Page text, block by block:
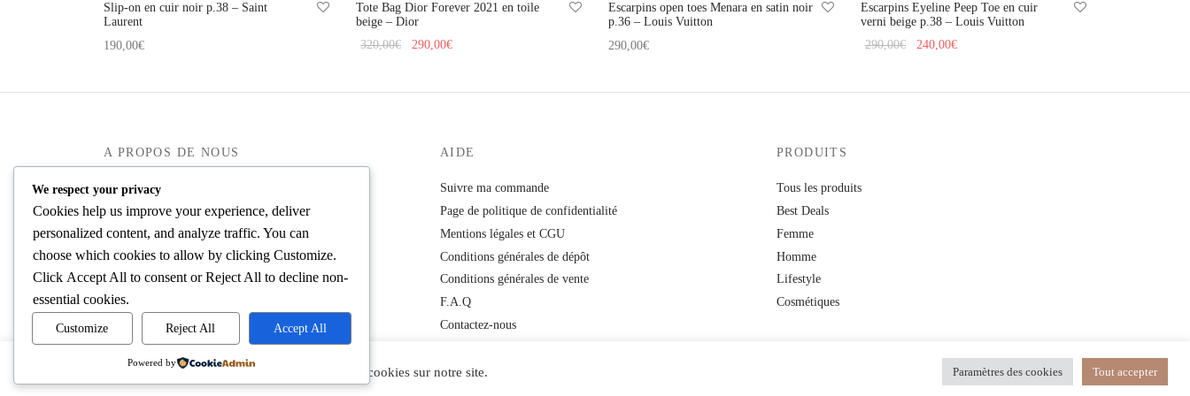
Slip-on en cuir noir p.38 – Saint
Laurent
190,00€
Tote Bag Dior Forever 2021 en toile
beige – Dior
320,00€
Le prix
290,00€
Escarpins open toes Menara en satin noir
p.36 – Louis Vuitton
290,00€
Escarpins Eyeline Peep Toe en cuir
verni beige p.38 – Louis Vuitton
290,00€
Le prix
240,00€
A PROPOS DE NOUS
Mieux nous connaître
Blog
Dépôts-ventes de luxe
AIDE
Suivre ma commande
Page de politique de confidentialité
Mentions légales et CGU
Conditions générales de dépôt
Conditions générales de vente
F.A.Q
Contactez-nous
PRODUITS
Tous les produits
Best Deals
Femme
Homme
Lifestyle
Cosmétiques
En cliquant sur « Accepter », vous consentez à l’utilisation de cookies sur notre site. Paramètres des cookies Tout accepter
We respect your privacy
Cookies help us improve your experience, deliver
personalized content, and analyze traffic. You can
choose which cookies to allow by clicking Customize.
Click Accept All to consent orReject All to decline non-
essential cookies.
Customize Reject All Accept All
Powered by